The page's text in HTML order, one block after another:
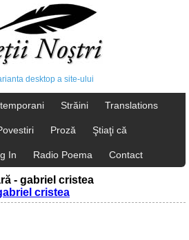
desktop a site-ului
Străini Translations
Proză Ştiaţi că
In Radio Poema Contact
- gabriel cristea
cristea